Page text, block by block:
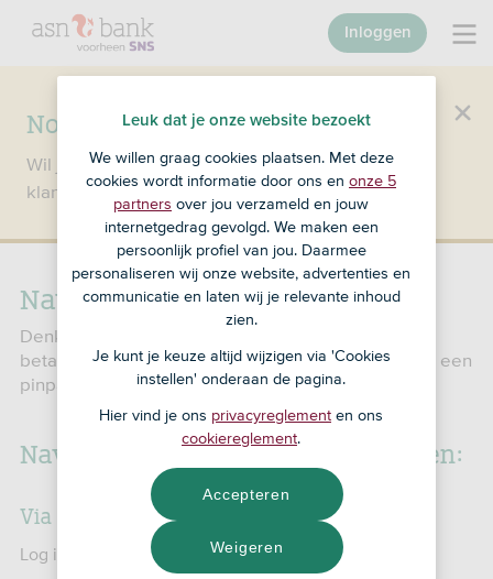
Nog geen klant bij SNS?
Wil je een product openen en ben je nog geen
klant bij SNS? Ga dan naar ASN Bank .
Inloggen
Navragen
Denk je dat er iets niet goed is gegaan met een
betaling of overboeking? Of heb je een vraag over een
pinpastransactie of incasso? Laat het ons weten.
Navraag doen kun je op 2 manieren:
Via de website
Log in op de volgende stap.
Leuk dat je onze website bezoekt
We willen graag cookies plaatsen. Met deze
cookies wordt informatie door ons en onze 5
partners over jou verzameld en jouw
internetgedrag gevolgd. We maken een
persoonlijk profiel van jou. Daarmee
personaliseren wij onze website, advertenties en
communicatie en laten wij je relevante inhoud
zien.
Je kunt je keuze altijd wijzigen via 'Cookies
instellen' onderaan de pagina.
Hier vind je ons privacyreglement en ons
cookiereglement.
Weigeren
Accepteren